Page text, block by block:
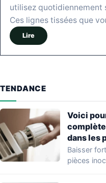
utilisez quotidiennement
Ces lignes tissées que
Lire
TENDANCE
Voici
dans les
Baisser
pièces